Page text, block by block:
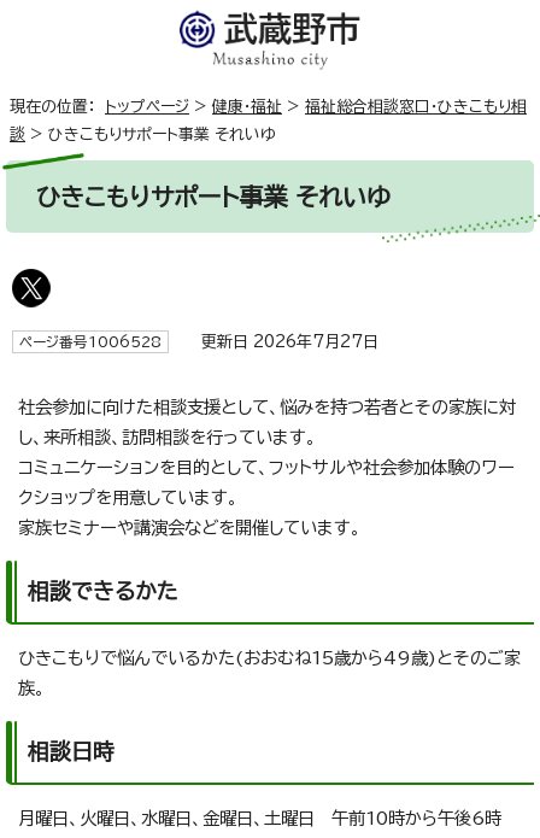
現在の位置： トップページ > 健康・福祉 > 福祉総合相談窓口・ひきこもり相
談 > ひきこもりサポート事業 それいゆ
ひきこもりサポート事業 それいゆ
ページ番号1006528 更新日 2026年7月27日
社会参加に向けた相談支援として、悩みを持つ若者とその家族に対
し、来所相談、訪問相談を行っています。
コミュニケーションを目的として、フットサルや社会参加体験のワー
クショップを用意しています。
家族セミナーや講演会などを開催しています。
相談できるかた
ひきこもりで悩んでいるかた(おおむね15歳から49歳)とそのご家
族。
相談日時
月曜日、火曜日、水曜日、金曜日、土曜日 午前10時から午後6時